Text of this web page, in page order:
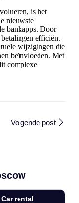
is het
nieuwste
bankapps. Door
efficiënt
wijzigingen die
beïnvloeden. Met
complexe
Volgende post
Car rental